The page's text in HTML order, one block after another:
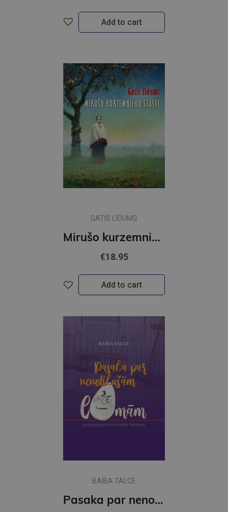
Add to cart
GATIS LĪDUMS
Mirušo kurzemnieku stāsti
€18.95
Add to cart
BAIBA TALCE
Pasaka par nenotikušām lomām pieaugušajiem un varbūt bērniem